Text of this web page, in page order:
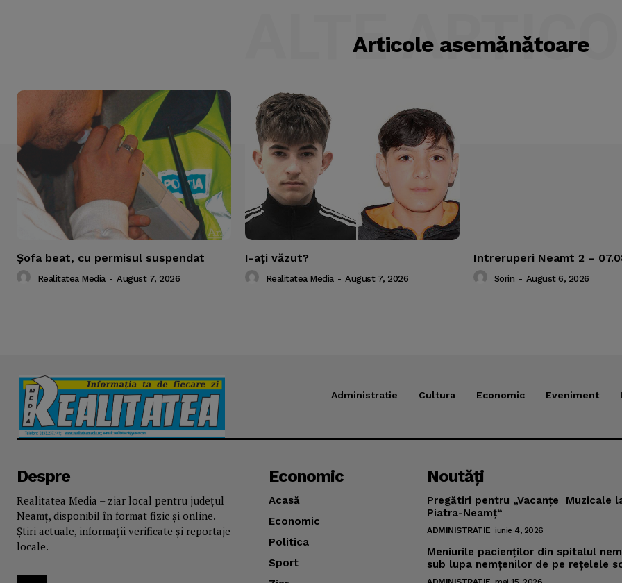
Articole asemănătoare
ALTE
Şofa beat, cu permisul suspendat
Realitatea Media - August 7, 2026
I-aţi văzut?
Realitatea Media - August 7, 2026
Intreruperi Neamt 2 –
Sorin - August 6, 2026
Administratie Cultura Economic Eveniment
Despre
Realitatea Media – ziar local pentru județul
Neamț, disponibil în format fizic și online.
Știri actuale, informații verificate și reportaje
locale.
Economic
Acasă
Economic
Politica
Sport
Noutăţi
Pregătiri pentru „Vacanţe Muzicale
Piatra-Neamţ“
ADMINISTRATIE iunie 4, 2026
Meniurile pacienţilor din spitalul
sub lupa nemţenilor de pe reţelele